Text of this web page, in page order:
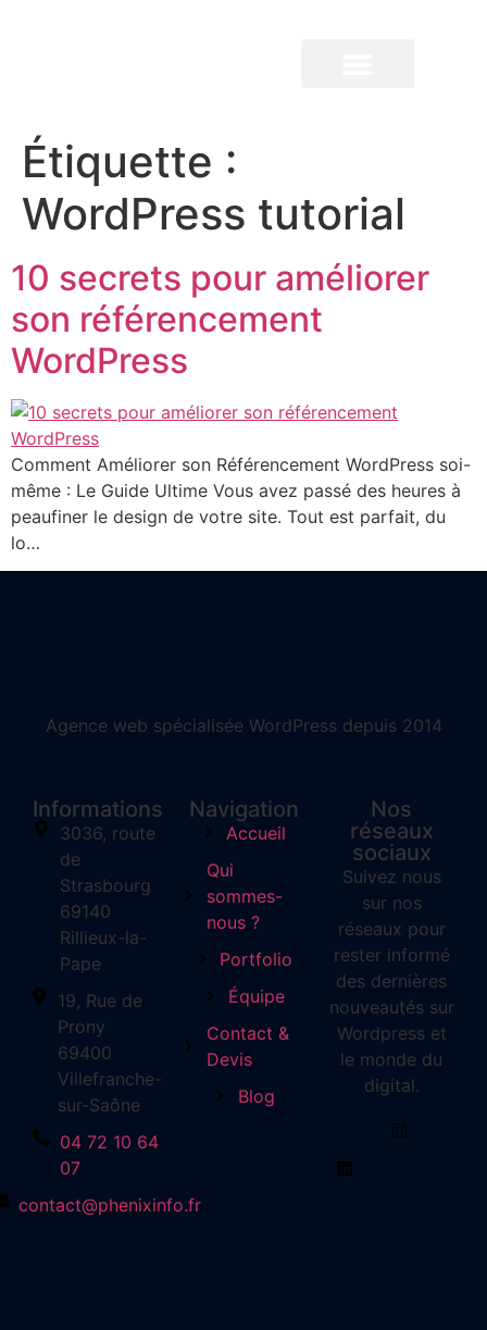
Étiquette :
WordPress tutorial
10 secrets pour améliorer
son référencement
WordPress
Comment Améliorer son Référencement WordPress soi-
même : Le Guide Ultime Vous avez passé des heures à
peaufiner le design de votre site. Tout est parfait, du
lo…
Agence web spécialisée WordPress depuis 2014
Informations
3036, route
de
Strasbourg
69140
Rillieux-la-
Pape
19, Rue de
Prony
69400
Villefranche-
sur-Saône
04 72 10 64
07
contact@phenixinfo.fr
Navigation
Accueil
Qui
sommes-
nous ?
Portfolio
Équipe
Contact &
Devis
Blog
Nos
réseaux
sociaux
Suivez nous
sur nos
réseaux pour
rester informé
des dernières
nouveautés sur
Wordpress et
le monde du
digital.